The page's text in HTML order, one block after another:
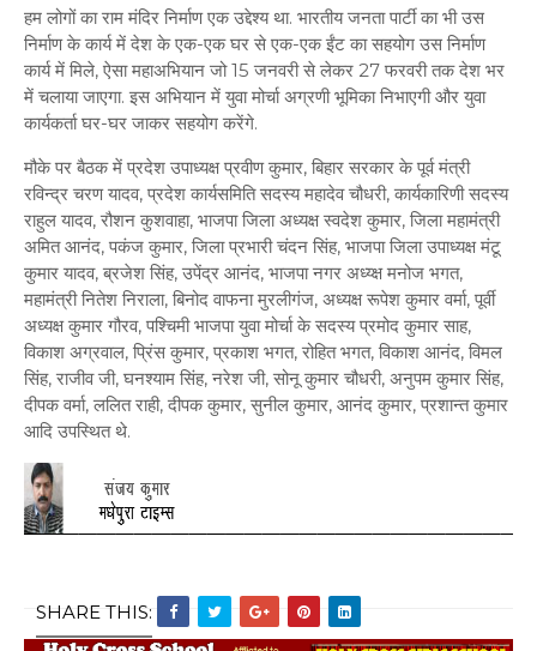
हम लोगों का राम मंदिर निर्माण एक उद्देश्य था. भारतीय जनता पार्टी का भी उस
निर्माण के कार्य में देश के एक-एक घर से एक-एक ईंट का सहयोग उस निर्माण
कार्य में मिले, ऐसा महाअभियान जो 15 जनवरी से लेकर 27 फरवरी तक देश भर
में चलाया जाएगा. इस अभियान में युवा मोर्चा अग्रणी भूमिका निभाएगी और युवा
कार्यकर्ता घर-घर जाकर सहयोग करेंगे.
मौके पर बैठक में प्रदेश उपाध्यक्ष प्रवीण कुमार, बिहार सरकार के पूर्व मंत्री
रविन्द्र चरण यादव, प्रदेश कार्यसमिति सदस्य महादेव चौधरी, कार्यकारिणी सदस्य
राहुल यादव, रौशन कुशवाहा, भाजपा जिला अध्यक्ष स्वदेश कुमार, जिला महामंत्री
अमित आनंद, पकंज कुमार, जिला प्रभारी चंदन सिंह, भाजपा जिला उपाध्यक्ष मंटू
कुमार यादव, ब्रजेश सिंह, उपेंद्र आनंद, भाजपा नगर अध्य्क्ष मनोज भगत,
महामंत्री नितेश निराला, बिनोद वाफना मुरलीगंज, अध्यक्ष रूपेश कुमार वर्मा, पूर्वी
अध्यक्ष कुमार गौरव, पश्चिमी भाजपा युवा मोर्चा के सदस्य प्रमोद कुमार साह,
विकाश अग्रवाल, प्रिंस कुमार, प्रकाश भगत, रोहित भगत, विकाश आनंद, विमल
सिंह, राजीव जी, घनश्याम सिंह, नरेश जी, सोनू कुमार चौधरी, अनुपम कुमार सिंह,
दीपक वर्मा, ललित राही, दीपक कुमार, सुनील कुमार, आनंद कुमार, प्रशान्त कुमार
आदि उपस्थित थे.
SHARE THIS: